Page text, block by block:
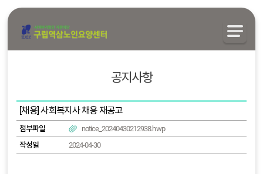
공지사항
[채용] 사회복지사 채용 재공고
첨부파일
notice_20240430212938.hwp
작성일
2024-04-30